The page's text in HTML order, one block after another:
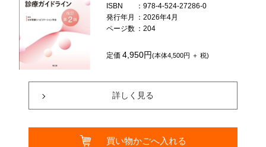
ISBN
：978-4-524-27286-0
発行年月
：2026年4月
ページ数 ：204
定価4,950円(本体4,500円 ＋ 税)
詳しく見る
買い物かごへ入れる